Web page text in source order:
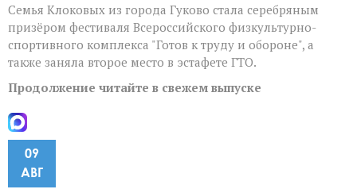
Семья Клоковых из города Гуково стала серебряным
призёром фестиваля Всероссийского физкультурно-
спортивного комплекса "Готов к труду и обороне", а
также заняла второе место в эстафете ГТО.
Продолжение читайте в свежем выпуске
09
АВГ